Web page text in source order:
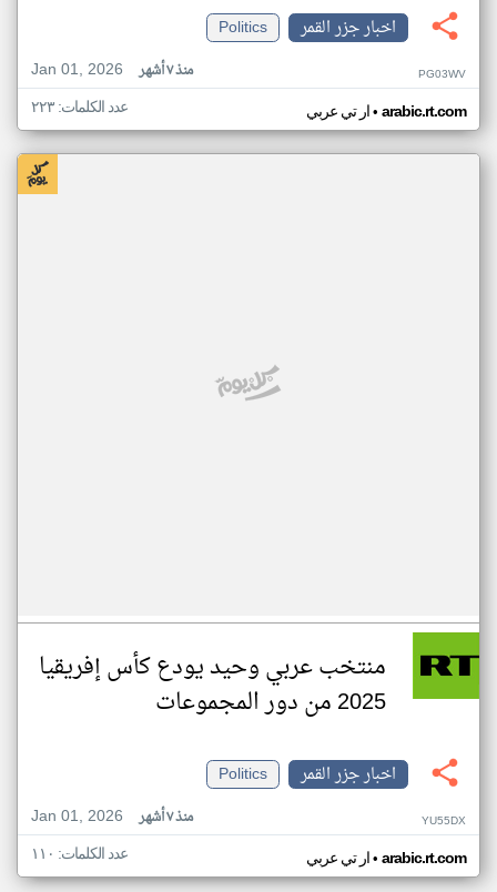
اخبار جزر القمر
Politics
Jan 01, 2026
منذ ٧ أشهر PG03WV
ار تي عربي• arabic.rt.com عدد الكلمات: ٢٢٣
منتخب عربي وحيد يودع كأس إفريقيا
2025 من دور المجموعات
اخبار جزر القمر
Politics
Jan 01, 2026
منذ ٧ أشهر YU55DX
ار تي عربي• arabic.rt.com عدد الكلمات: ١١٠